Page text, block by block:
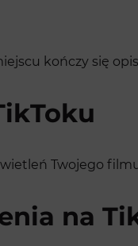
kończy się
Twojego
na